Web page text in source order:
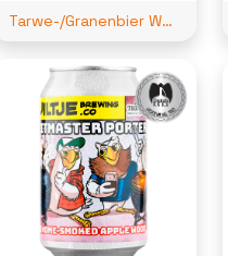
Tarwe-/Granenbier Weizen